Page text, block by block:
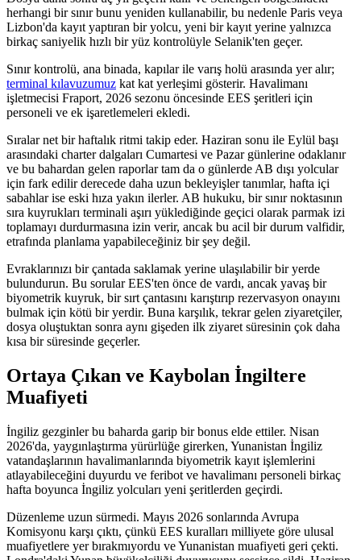
herhangi bir sınır bunu yeniden kullanabilir, bu nedenle Paris veya
Lizbon'da kayıt yaptıran bir yolcu, yeni bir kayıt yerine yalnızca
birkaç saniyelik hızlı bir yüz kontrolüyle Selanik'ten geçer.
Sınır kontrolü, ana binada, kapılar ile varış holü arasında yer alır;
terminal kılavuzumuz kat kat yerleşimi gösterir. Havalimanı
işletmecisi Fraport, 2026 sezonu öncesinde EES şeritleri için
personeli ve ek işaretlemeleri ekledi.
Sıralar net bir haftalık ritmi takip eder. Haziran sonu ile Eylül başı
arasındaki charter dalgaları Cumartesi ve Pazar günlerine odaklanır
ve bu bahardan gelen raporlar tam da o günlerde AB dışı yolcular
için fark edilir derecede daha uzun bekleyişler tanımlar, hafta içi
sabahlar ise eski hıza yakın ilerler. AB hukuku, bir sınır noktasının
sıra kuyrukları terminali aşırı yüklediğinde geçici olarak parmak izi
toplamayı durdurmasına izin verir, ancak bu acil bir durum valfidir,
etrafında planlama yapabileceğiniz bir şey değil.
Evraklarınızı bir çantada saklamak yerine ulaşılabilir bir yerde
bulundurun. Bu sorular EES'ten önce de vardı, ancak yavaş bir
biyometrik kuyruk, bir sırt çantasını karıştırıp rezervasyon onayını
bulmak için kötü bir yerdir. Buna karşılık, tekrar gelen ziyaretçiler,
dosya oluştuktan sonra aynı gişeden ilk ziyaret süresinin çok daha
kısa bir süresinde geçerler.
Ortaya Çıkan ve Kaybolan İngiltere
Muafiyeti
İngiliz gezginler bu baharda garip bir bonus elde ettiler. Nisan
2026'da, yaygınlaştırma yürürlüğe girerken, Yunanistan İngiliz
vatandaşlarının havalimanlarında biyometrik kayıt işlemlerini
atlayabileceğini duyurdu ve feribot ve havalimanı personeli birkaç
hafta boyunca İngiliz yolcuları yeni şeritlerden geçirdi.
Düzenleme uzun sürmedi. Mayıs 2026 sonlarında Avrupa
Komisyonu karşı çıktı, çünkü EES kuralları milliyete göre ulusal
muafiyetlere yer bırakmıyordu ve Yunanistan muafiyeti geri çekti.